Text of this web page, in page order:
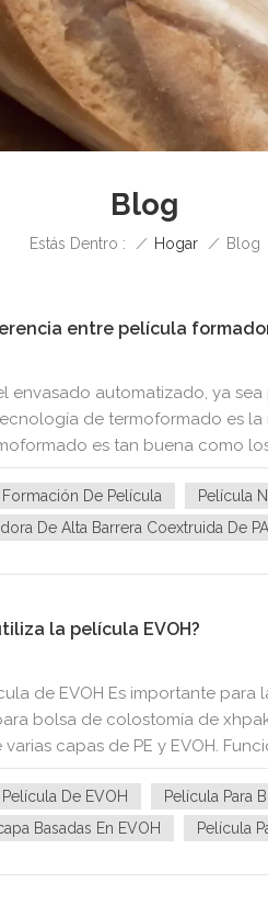
Blog
Estás Dentro : / Hogar / Blog
entre película
envasado automatizado, ya
de termoformado es la
es tan buena como
Formación De Película Película
De Alta Barrera Coextruida De
la película EVOH?
de EVOH Es importante
bolsa de colostomía de
capas de PE y EVOH.
Película De EVOH Película Para
Basadas En EVOH
Película